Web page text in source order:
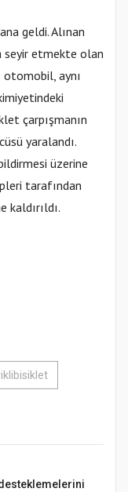
geldi. Alınan
seyir etmekte olan
otomobil, aynı
çarpışmanın
yaralandı.
üzerine
tarafından
kaldırıldı.